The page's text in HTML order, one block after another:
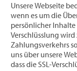
Unsere Webseite
wenn es um die
persönlicher
Verschlüsslung
Zahlungsverkehrs
uns über unsere
dass die SSL-